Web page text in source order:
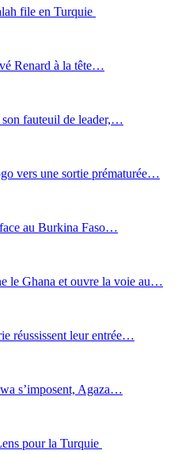
file en Turquie
Renard à la tête…
fauteuil de leader,…
vers une sortie prématurée…
au Burkina Faso…
le Ghana et ouvre la voie au…
réussissent leur entrée…
s’imposent, Agaza…
pour la Turquie